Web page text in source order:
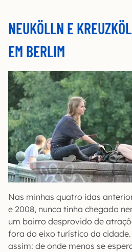
NEUKÖLLN E
EM BERLIM
Nas minhas quatro idas
e 2008, nunca tinha chegado
um bairro desprovido de
fora do eixo turístico da
assim: de onde menos se